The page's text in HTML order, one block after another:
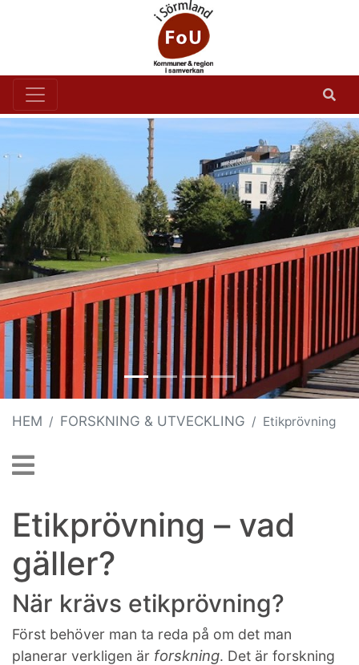
HEM FORSKNING & UTVECKLING Etikprövning
Etikprövning – vad
gäller?
När krävs etikprövning?
Först behöver man ta reda på om det man
planerar verkligen är forskning. Det är forskning